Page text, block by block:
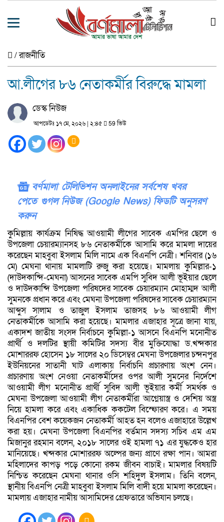
/রাজনীতি
আ.লীগের ৮৬ নেতাকর্মীর বিরুদ্ধে মামলা
ডেস্ক নিউজ
আপডেটঃ ১৭ মে, ২০২৬ | ২:৪৫ 59 ভিউ
বর্ণমালা টেলিভিশন অনলাইনের সর্বশেষ খবর
পেতে গুগল নিউজ (Google News) ফিডটি অনুসরণ
করুন
কুমিল্লায়‍ কার্যক্রম নিষিদ্ধ আওয়ামী লীগের সাবেক এমপির ছেলে ও
উপজেলা চেয়ারম্যানসহ ৮৬ নেতাকর্মীকে আসামি করে মামলা দায়ের
করেছেন মাহবুবা ইসলাম মিলি নামে এক বিএনপি নেত্রী। শনিবার (১৬
মে) মেঘনা থানায় মামলাটি রুজু করা হয়েছে। মামলায় কুমিল্লার-১
(দাউদকান্দি-মেঘনা) আসনের সাবেক এমপি সুবিদ আলী ভূইয়ার ছেলে
ও দাউদকান্দি উপজেলা পরিষদের সাবেক চেয়ারম্যান মোহাম্মদ আলী
সুমনকে প্রধান করে এবং মেঘনা উপজেলা পরিষদের সাবেক চেয়ারম্যান
আব্দুস সালাম ও তাজুল ইসলাম তাজসহ ৮৬ আওয়ামী লীগ
নেতাকর্মীকে আসামি করা হয়েছে। মামলার এজাহার সূত্রে জানা যায়,
একাদশ জাতীয় সংসদ নির্বাচনে কুমিল্লা-১ আসনে বিএনপি মনোনীত
প্রার্থী ও দলটির স্থায়ী কমিটির সদস্য বীর মুক্তিযোদ্ধা ড.খন্দকার
মোশাররফ হোসেন ১৮ সালের ২০ ডিসেম্বর মেঘনা উপজেলার চন্দনপুর
ইউনিয়নের সাতানী ঘাট এলাকায় নির্বাচনি প্রচারণায় অংশ নেন।
প্রচারণায় অংশ নেওয়া নেতাকর্মীদের ওপর আলী সুমনের নির্দেশে
আওয়ামী লীগ মনোনীত প্রার্থী সুবিদ আলী ভূইয়ার কর্মী সমর্থক ও
মেঘনা উপজেলা আওয়ামী লীগ নেতাকর্মীরা আগ্নেয়াস্ত্র ও দেশিয় অস্ত্র
নিয়ে হামলা করে এবং একাধিক ককটেল বিস্ফোরণ করে। এ সময়
বিএনপির বেশ কয়েকজন নেতাকর্মী আহত হন বলেও এজাহারে উল্লেখ
করা হয়। মেঘনা উপজেলা বিএনপির বর্তমান সদস্য সচিব এম এম
মিজানুর রহমান বলেন, ২০১৮ সালের ওই হামলা ৭১ এর যুদ্ধকেও হার
মানিয়েছে। খন্দকার মোশাররফ অল্পের জন্য প্রাণে রক্ষা পান। আমরা
মহিলাদের কাপড় পড়ে কোনো রকম জীবন বাচাই। মামলার বিষয়টি
নিশ্চিত করেছেন মেঘনা থানার ওসি শহিদুল ইসলাম। তিনি বলেন,
স্থানীয় বিএনপি নেত্রী মাহবুবা ইসলাম মিলি বাদী হয়ে মামলা করেছেন।
মামলায় এজাহার নামীয় আসামিদের গ্রেফতারে অভিযান চলছে।